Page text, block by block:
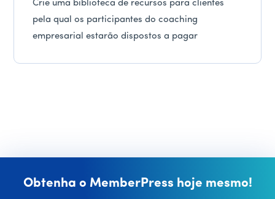
Crie uma biblioteca de recursos para clientes
pela qual os participantes do coaching
empresarial estarão dispostos a pagar
Obtenha o MemberPress hoje mesmo!